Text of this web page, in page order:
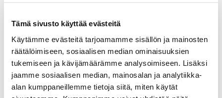
Tämä sivusto käyttää evästeitä
Käytämme evästeitä tarjoamamme sisällön ja mainosten
räätälöimiseen, sosiaalisen median ominaisuuksien
tukemiseen ja kävijämäärämme analysoimiseen. Lisäksi
jaamme sosiaalisen median, mainosalan ja analytiikka-
alan kumppaneillemme tietoja siitä, miten käytät
Maciej
specific to
general tuning:
A structured,
system-level
framework for
Maleki
Kakoee,
Smulter,